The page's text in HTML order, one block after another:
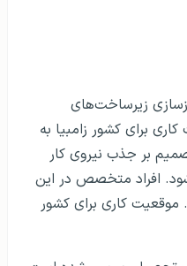
زیرساخت‌های
برای کشور زامبیا به
بر جذب نیروی کار
افراد متخصص در این
موقعیت کاری برای کشور